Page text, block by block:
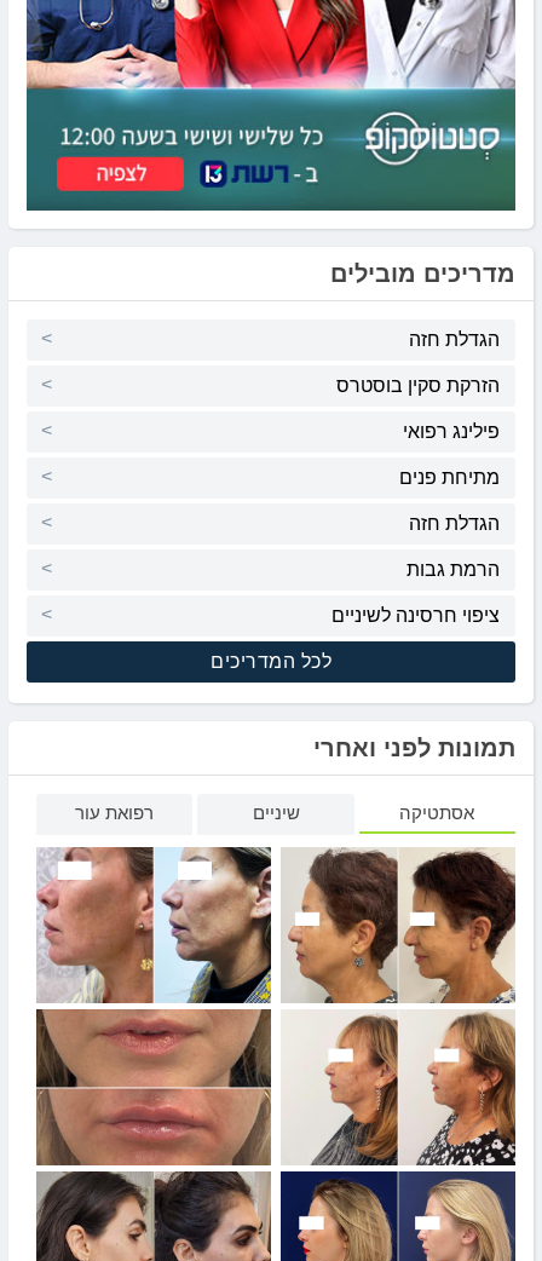
מדריכים מובילים
הגדלת חזה
הזרקת סקין בוסטרס
פילינג רפואי
מתיחת פנים
הגדלת חזה
הרמת גבות
ציפוי חרסינה לשיניים
לכל המדריכים
תמונות לפני ואחרי
אסתטיקה שיניים רפואת עור